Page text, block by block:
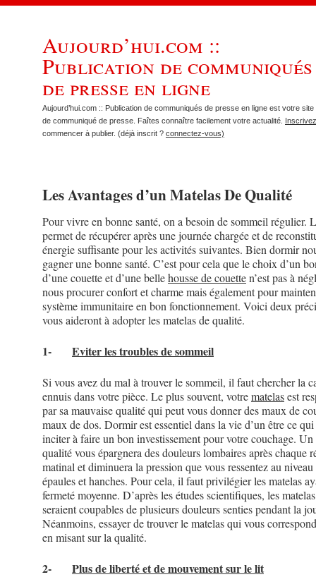
Aujourd’hui.com ::
Publication de communiqués
de presse en ligne
Aujourd’hui.com :: Publication de communiqués de presse en ligne est votre site
de communiqué de presse. Faîtes connaître facilement votre actualité.
commencer à publier. (déjà inscrit ? connectez-vous)
Les Avantages d’un Matelas De Qualité
Pour vivre en bonne santé, on a besoin de sommeil régulier.
permet de récupérer après une journée chargée et de
énergie suffisante pour les activités suivantes. Bien dormir
gagner une bonne santé. C’est pour cela que le choix d’un
d’une couette et d’une bellehousse de couetten’est pas à
nous procurer confort et charme mais également pour
système immunitaire en bon fonctionnement. Voici deux
vous aideront à adopter les matelas de qualité.
1- Eviter les troubles de sommeil
Si vous avez du mal à trouver le sommeil, il faut chercher la
ennuis dans votre pièce. Le plus souvent, votrematelasest
par sa mauvaise qualité qui peut vous donner des maux de
maux de dos. Dormir est essentiel dans la vie d’un être ce
inciter à faire un bon investissement pour votre couchage. Un
qualité vous épargnera des douleurs lombaires après chaque
matinal et diminuera la pression que vous ressentez au niveau
épaules et hanches. Pour cela, il faut privilégier les matelas
fermeté moyenne. D’après les études scientifiques, les
seraient coupables de plusieurs douleurs senties pendant la
Néanmoins, essayer de trouver le matelas qui vous
en misant sur la qualité.
2- Plus de liberté et de mouvement sur le lit